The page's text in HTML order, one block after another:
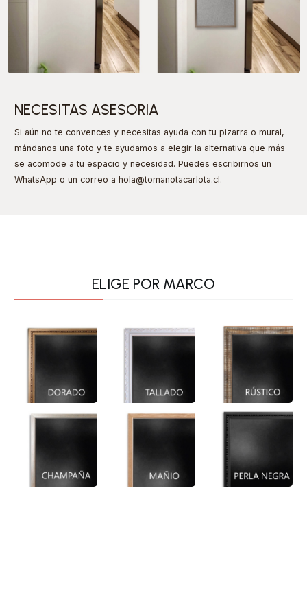
NECESITAS ASESORIA
Si aún no te convences y necesitas ayuda con tu pizarra o mural,
mándanos una foto y te ayudamos a elegir la alternativa que más
se acomode a tu espacio y necesidad. Puedes escribirnos un
WhatsApp o un correo a hola@tomanotacarlota.cl.
ELIGE POR MARCO